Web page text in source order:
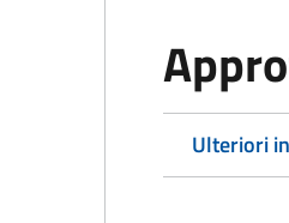
Ulteriori